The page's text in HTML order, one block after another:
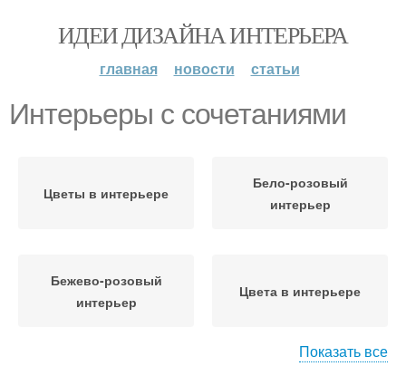
ИДЕИ ДИЗАЙНА ИНТЕРЬЕРА
главная новости статьи
Интерьеры с сочетаниями
Цветы в интерьере
Бело-розовый
интерьер
Бежево-розовый
интерьер
Цвета в интерьере
Показать все